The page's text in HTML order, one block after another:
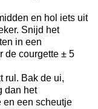
en hol iets uit
Snijd het
in een
de courgette ± 5
rul. Bak de ui,
dan het
en een scheutje